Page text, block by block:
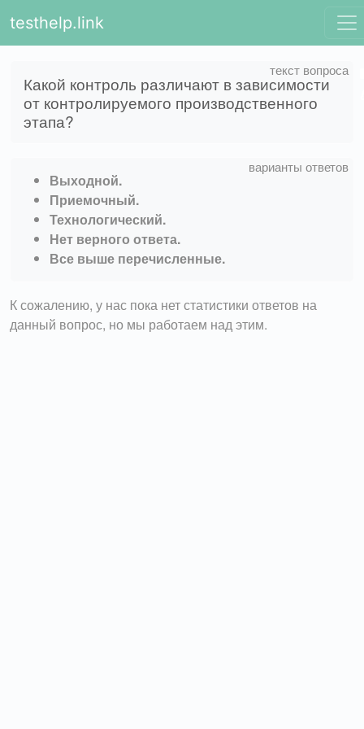
testhelp.link
Какой контроль различают в зависимости
от контролируемого производственного
этапа?
Выходной.
Приемочный.
Технологический.
Нет верного ответа.
Все выше перечисленные.
К сожалению, у нас пока нет статистики ответов на
данный вопрос, но мы работаем над этим.